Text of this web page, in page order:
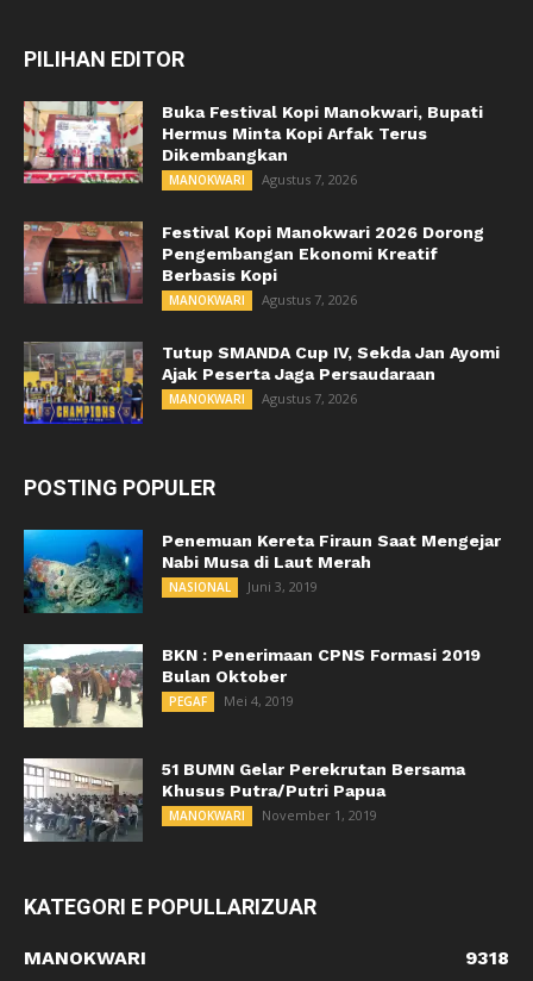
PILIHAN EDITOR
Buka Festival Kopi Manokwari, Bupati
Hermus Minta Kopi Arfak Terus
Dikembangkan
MANOKWARI Agustus 7, 2026
Festival Kopi Manokwari 2026 Dorong
Pengembangan Ekonomi Kreatif
Berbasis Kopi
MANOKWARI Agustus 7, 2026
Tutup SMANDA Cup IV, Sekda Jan Ayomi
Ajak Peserta Jaga Persaudaraan
MANOKWARI Agustus 7, 2026
POSTING POPULER
Penemuan Kereta Firaun Saat Mengejar
Nabi Musa di Laut Merah
NASIONAL Juni 3, 2019
BKN : Penerimaan CPNS Formasi 2019
Bulan Oktober
PEGAF Mei 4, 2019
51 BUMN Gelar Perekrutan Bersama
Khusus Putra/Putri Papua
MANOKWARI November 1, 2019
KATEGORI E POPULLARIZUAR
MANOKWARI
9318